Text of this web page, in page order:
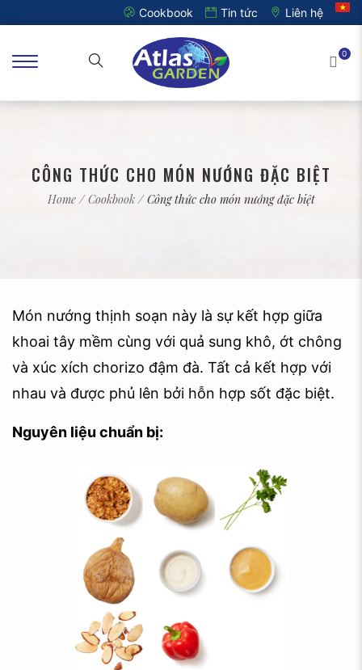
Cookbook Tin tức Liên hệ
0
CÔNG THỨC CHO MÓN NƯỚNG ĐẶC BIỆT
Home/Cookbook/ Công thức cho món nướng đặc biệt
Món nướng thịnh soạn này là sự kết hợp giữa
khoai tây mềm cùng với quả sung khô, ớt chông
và xúc xích chorizo đậm đà. Tất cả kết hợp với
nhau và được phủ lên bởi hỗn hợp sốt đặc biệt.
Nguyên liệu chuẩn bị: